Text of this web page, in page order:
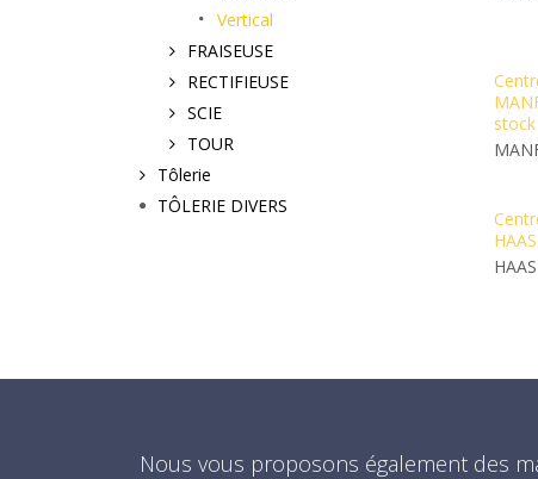
Vertical
FRAISEUSE
RECTIFIEUSE
SCIE
TOUR
Tôlerie
TÔLERIE DIVERS
stock
HAAS
Nous vous proposons également des